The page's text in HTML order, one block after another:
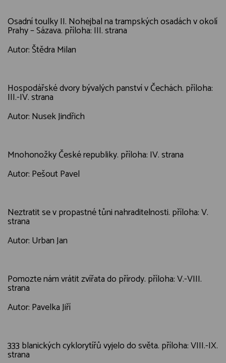
Osadní toulky II. Nohejbal na trampských osadách v okolí
Prahy – Sázava. příloha: III. strana
Autor: Štědra Milan
Hospodářské dvory bývalých panství v Čechách. příloha:
III.-IV. strana
Autor: Nusek Jindřich
Mnohonožky České republiky. příloha: IV. strana
Autor: Pešout Pavel
Neztratit se v propastné tůni nahraditelnosti. příloha: V.
strana
Autor: Urban Jan
Pomozte nám vrátit zvířata do přírody. příloha: V.-VIII.
strana
Autor: Pavelka Jiří
333 blanických cyklorytířů vyjelo do světa. příloha: VIII.-IX.
strana